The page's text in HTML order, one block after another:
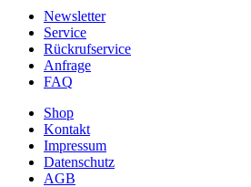
Newsletter
Service
Rückrufservice
Anfrage
FAQ
Shop
Kontakt
Impressum
Datenschutz
AGB